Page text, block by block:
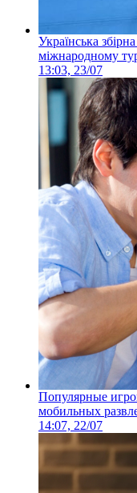
Українська
міжнародному
13:03, 23/07
Популярные
мобильных
14:07, 22/07